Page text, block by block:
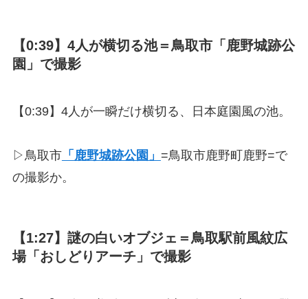
【0:39】4人が横切る池＝鳥取市「鹿野城跡公
園」で撮影
【0:39】4人が一瞬だけ横切る、日本庭園風の池。
▷鳥取市「鹿野城跡公園」 =鳥取市鹿野町鹿野=で
の撮影か。
【1:27】謎の白いオブジェ＝鳥取駅前風紋広
場「おしどりアーチ」で撮影